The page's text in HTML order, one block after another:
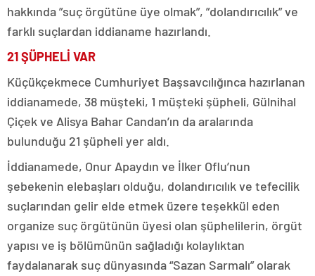
hakkında ”suç örgütüne üye olmak”, ”dolandırıcılık” ve
farklı suçlardan iddianame hazırlandı.
21 ŞÜPHELİ VAR
Küçükçekmece Cumhuriyet Başsavcılığınca hazırlanan
iddianamede, 38 müşteki, 1 müşteki şüpheli, Gülnihal
Çiçek ve Alisya Bahar Candan’ın da aralarında
bulunduğu 21 şüpheli yer aldı.
İddianamede, Onur Apaydın ve İlker Oflu’nun
şebekenin elebaşları olduğu, dolandırıcılık ve tefecilik
suçlarından gelir elde etmek üzere teşekkül eden
organize suç örgütünün üyesi olan şüphelilerin, örgüt
yapısı ve iş bölümünün sağladığı kolaylıktan
faydalanarak suç dünyasında “Sazan Sarmalı” olarak